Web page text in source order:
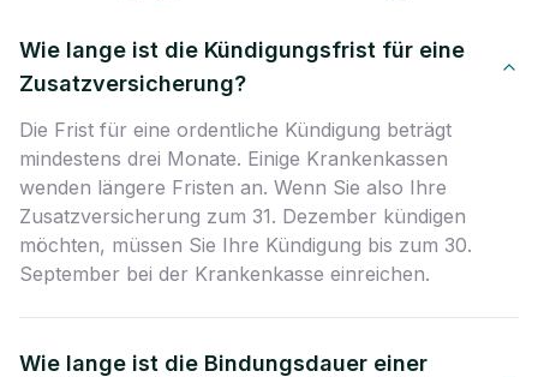
Wie lange ist die Kündigungsfrist für eine
Zusatzversicherung?
Die Frist für eine ordentliche Kündigung beträgt
mindestens drei Monate. Einige Krankenkassen
wenden längere Fristen an. Wenn Sie also Ihre
Zusatzversicherung zum 31. Dezember kündigen
möchten, müssen Sie Ihre Kündigung bis zum 30.
September bei der Krankenkasse einreichen.
Wie lange ist die Bindungsdauer einer